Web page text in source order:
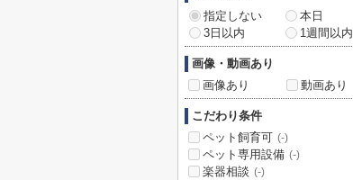
指定しない
本日
3日以内
1週間以内
画像・動画あり
画像あり
動画あり
こだわり条件
ペット飼育可 (-)
ペット専用設備 (-)
楽器相談 (-)